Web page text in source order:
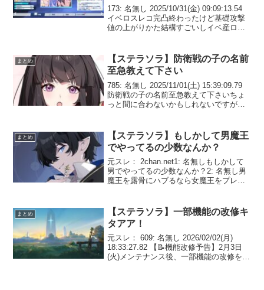
173: 名無し 2025/10/31(金) 09:09:13.54
イベロスレコ完凸終わったけど基礎攻撃
値の上がりかた結構すごいしイベ産ロス
まとめ
【ステラソラ】防衛戦の子の名前
至急教えて下さい
785: 名無し 2025/11/01(土) 15:39:09.79
防衛戦の子の名前至急教えて下さいちょ
っと間に合わないかもしれないですが
まとめ
【ステラソラ】もしかして男魔王
でやってるの少数なんか？
元スレ： 2chan.net1: 名無しもしかして
男でやってるの少数なんか？2: 名無し男
魔王を露骨にハブるなら女魔王をプレイ
かなり人気獲得したな5: 名無しど...
まとめ
【ステラソラ】一部機能の改修キ
タアア！
元スレ： 609: 名無し 2026/02/02(月)
18:33:27.82 【📝機能改修予告】2月3日
(火)メンテナンス後、一部機能の改修を実